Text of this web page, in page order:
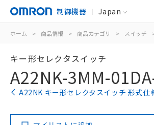
制御機器 Japan
ホーム > 商品情報 > 商品カテゴリ > スイッチ
キー形セレクタスイッチ
A22NK-3MM-
A22NK キー形セレクタスイッチ 形式仕